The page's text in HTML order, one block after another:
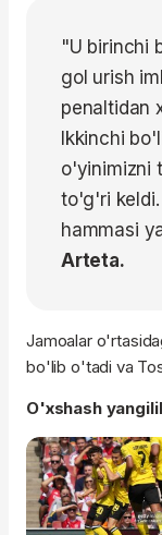
"U birinchi
gol urish
penaltidan
Ikkinchi
o'yinimizni
to'g'ri
hammasi
Arteta.
Jamoalar
bo'lib o'tadi va
O'xshash